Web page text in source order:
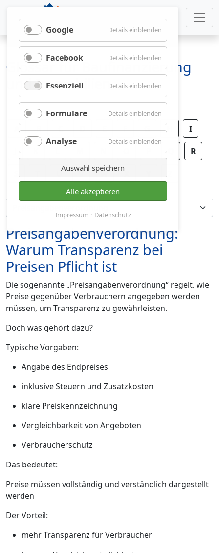
Google Details einblenden
Google
Facebook Details einblenden
Facebook
Essenziell Details einblenden
Essenziell
Formulare Details einblenden
Formulare
Analyse Details einblenden
Analyse
Auswahl speichern
Alle akzeptieren
Impressum Datenschutz
Glossar für Baufinanzierung
und Immobilien
A B C D E F G I
K L M N O P R
U V W
Preisangabenverordnung:
Warum Transparenz bei
Preisen Pflicht ist
Die sogenannte „Preisangabenverordnung“ regelt, wie
Preise gegenüber Verbrauchern angegeben werden
müssen, um Transparenz zu gewährleisten.
Doch was gehört dazu?
Typische Vorgaben:
Angabe des Endpreises
inklusive Steuern und Zusatzkosten
klare Preiskennzeichnung
Vergleichbarkeit von Angeboten
Verbraucherschutz
Das bedeutet:
Preise müssen vollständig und verständlich dargestellt
werden
Der Vorteil:
mehr Transparenz für Verbraucher